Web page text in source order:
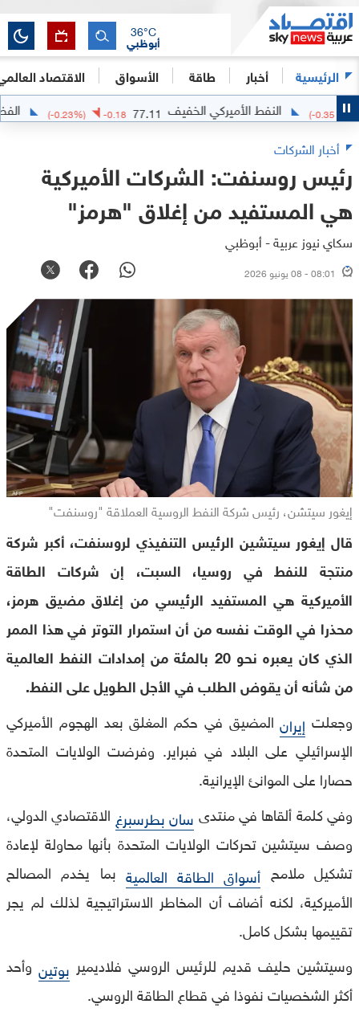
الرئيسية أخبار طاقة الأسواق الاقتصاد
أبوظبي
36°C
( النفط الأميركي الخفيف 77.11
-0.18
-0.23 %) الفضة
أخبار الشركات
رئيس روسنفت: الشركات الأميركية
هي المستفيد من إغلاق "هرمز"
سكاي نيوز عربية - أبوظبي
08:01 - 08 يونيو 2026
إيغور سيتشن، رئيس شركة النفط الروسية العملاقة "روسنفت"
قال إيغور سيتشين الرئيس التنفيذي لروسنفت، أكبر شركة
منتجة للنفط في روسيا، السبت، إن شركات الطاقة
الأميركية هي المستفيد الرئيسي من إغلاق مضيق هرمز،
محذرا في الوقت نفسه من أن استمرار التوتر في هذا الممر
الذي كان يعبره نحو 20 بالمئة من إمدادات النفط العالمية
من شأنه أن يقوض الطلب في الأجل الطويل على النفط.
وجعلت إيران المضيق في حكم المغلق بعد الهجوم الأميركي
الإسرائيلي على البلاد في فبراير. وفرضت الولايات المتحدة
حصارا على الموانئ الإيرانية.
وفي كلمة ألقاها في منتدى سان بطرسبرغ الاقتصادي الدولي،
وصف سيتشين تحركات الولايات المتحدة بأنها محاولة لإعادة
تشكيل ملامح أسواق الطاقة العالمية بما يخدم المصالح
الأميركية، لكنه أضاف أن المخاطر الاستراتيجية لذلك لم يجر
تقييمها بشكل كامل.
وسيتشين حليف قديم للرئيس الروسي فلاديمير بوتين وأحد
أكثر الشخصيات نفوذا في قطاع الطاقة الروسي.